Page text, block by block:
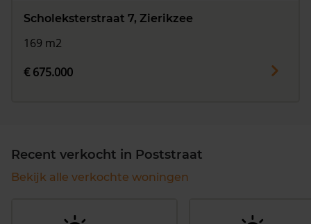
Scholeksterstraat 7, Zierikzee
169 m2
€ 675.000
Recent verkocht in Poststraat
Bekijk alle verkochte woningen